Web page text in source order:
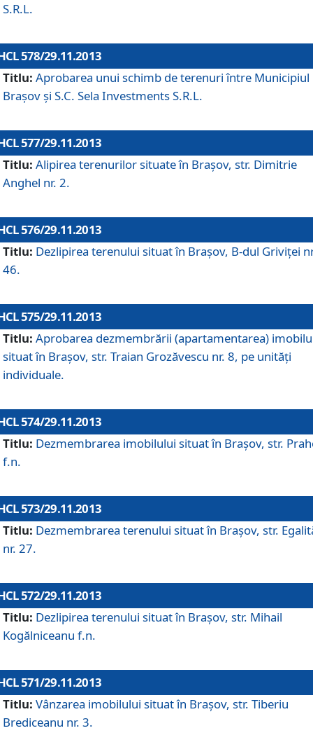
S.R.L.
578/29.11.2013
Titlu: Aprobarea unui schimb de terenuri între Municipiul
Braşov şi S.C. Sela Investments S.R.L.
577/29.11.2013
Titlu: Alipirea terenurilor situate în Braşov, str. Dimitrie
Anghel nr. 2.
576/29.11.2013
Titlu: Dezlipirea terenului situat în Braşov, B-dul Griviţei
46.
575/29.11.2013
Titlu: Aprobarea dezmembrării (apartamentarea)
situat în Braşov, str. Traian Grozăvescu nr. 8, pe unităţi
individuale.
574/29.11.2013
Titlu: Dezmembrarea imobilului situat în Braşov, str.
f.n.
573/29.11.2013
Titlu: Dezmembrarea terenului situat în Braşov, str.
nr. 27.
572/29.11.2013
Titlu: Dezlipirea terenului situat în Braşov, str. Mihail
Kogălniceanu f.n.
571/29.11.2013
Titlu: Vânzarea imobilului situat în Braşov, str. Tiberiu
Brediceanu nr. 3.